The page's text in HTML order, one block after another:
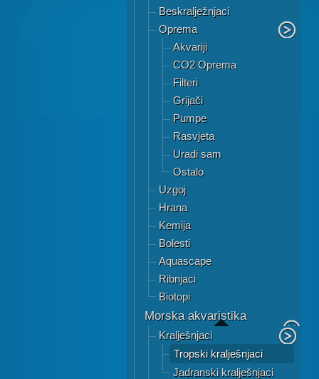
Beskralježnjaci
Oprema
Akvariji
CO2 Oprema
Filteri
Grijači
Pumpe
Rasvjeta
Uradi sam
Ostalo
Uzgoj
Hrana
Kemija
Bolesti
Aquascape
Ribnjaci
Biotopi
Morska akvaristika
Kralješnjaci
Tropski kralješnjaci
Jadranski kralješnjaci